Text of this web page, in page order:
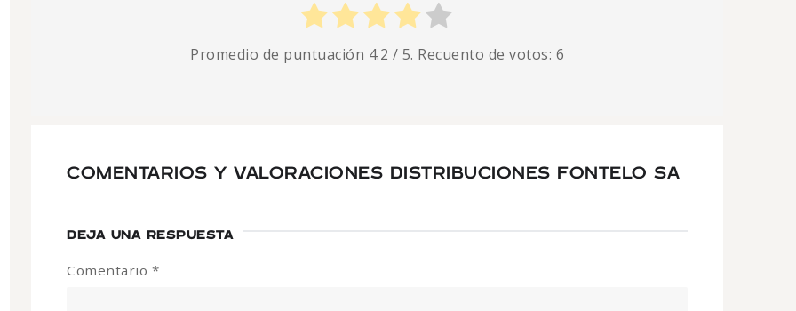
Promedio de puntuación 4.2 / 5. Recuento de votos: 6
COMENTARIOS Y VALORACIONES DISTRIBUCIONES FONTELO SA
DEJA UNA RESPUESTA
Comentario *